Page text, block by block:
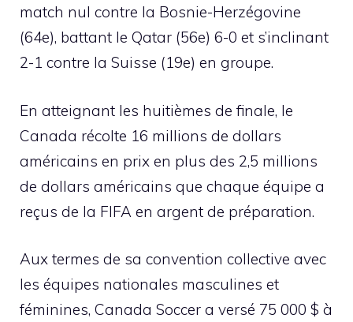
match nul contre la Bosnie-Herzégovine
(64e), battant le Qatar (56e) 6-0 et s’inclinant
2-1 contre la Suisse (19e) en groupe.
En atteignant les huitièmes de finale, le
Canada récolte 16 millions de dollars
américains en prix en plus des 2,5 millions
de dollars américains que chaque équipe a
reçus de la FIFA en argent de préparation.
Aux termes de sa convention collective avec
les équipes nationales masculines et
féminines, Canada Soccer a versé 75 000 $ à